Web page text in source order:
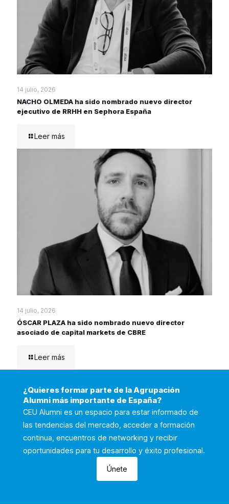
14 julio, 2026
NACHO OLMEDA ha sido nombrado nuevo director
ejecutivo de RRHH en Sephora España
Leer más
14 julio, 2026
ÓSCAR PLAZA ha sido nombrado nuevo director
asociado de capital markets de CBRE
Leer más
¿Quieres formar parte de la Agrupación
Alumni más importante de España?
CEU Alumni es un espacio para estar informado de
las tendencias del mercado, acceder a formación
continua, encuentros de networking y recibir
oportunidades para tu desarrollo y éxito profesional.
Únete